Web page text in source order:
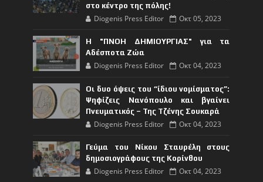
στο κέντρο της πόλης!
Diogenis Press Editor Οκτ 05, 2023
Η "ΠΝΟΗ ΔΗΜΙΟΥΡΓΙΑΣ" για τα
Αδέσποτα Ζώα
Diogenis Press Editor Οκτ 04, 2023
Οι δυο όψεις του “ίδιου νομίσματος”:
Ψηφίζεις Νανόπουλο και βγαίνει
Πνευματικός – Της Τζένης Σουκαρά
Diogenis Press Editor Οκτ 04, 2023
Γεύμα του Νίκου Σταυρέλη στους
δημοσιογράφους της Κορίνθου
Diogenis Press Editor Οκτ 04, 2023